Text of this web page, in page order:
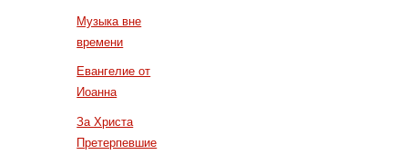
Музыка вне
времени
Евангелие от
Иоанна
За Христа
Претерпевшие